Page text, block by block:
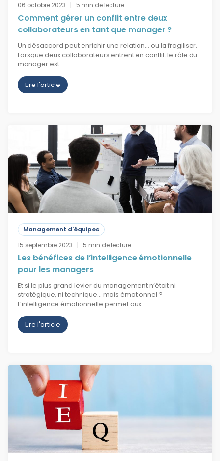
06 octobre 2023 | 5 min de lecture
Comment gérer un conflit entre deux
collaborateurs en tant que manager ?
Un désaccord peut enrichir une relation… ou la fragiliser.
Lorsque deux collaborateurs entrent en conflit, le rôle du
manager est…
Lire l'article
Management d'équipes
15 septembre 2023 | 5 min de lecture
Les bénéfices de l’intelligence émotionnelle
pour les managers
Et si le plus grand levier du management n’était ni
stratégique, ni technique… mais émotionnel ?
L’intelligence émotionnelle permet aux…
Lire l'article